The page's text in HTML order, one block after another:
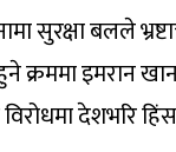
सुरक्षा बलले
क्रममा इमरान
देशभरि